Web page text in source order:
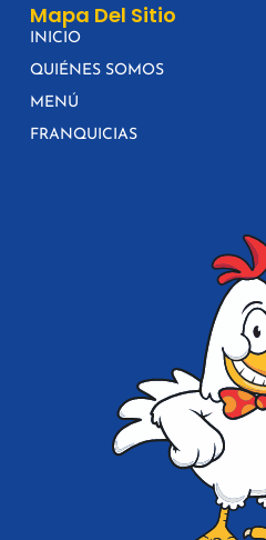
Mapa Del Sitio
INICIO
QUIÉNES SOMOS
MENÚ
FRANQUICIAS